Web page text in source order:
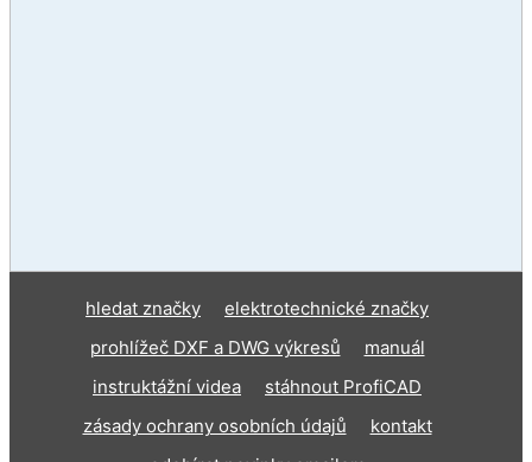
hledat značky
elektrotechnické značky
prohlížeč DXF a DWG výkresů
manuál
instruktážní videa
stáhnout ProfiCAD
zásady ochrany osobních údajů
kontakt